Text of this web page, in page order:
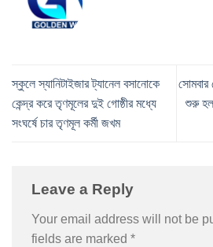
স্কুলে স্যানিটাইজার ট্যানেল বসানোকে
কেন্দ্র করে তৃণমূলের দুই গোষ্ঠীর মধ্যে
সংঘর্ষে চার তৃণমূল কর্মী জখম
সোমবার
শুরু হল
Leave a Reply
Your email address will not be
fields are marked *